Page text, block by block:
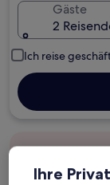
Gäste
2
Ich reise
Ihre